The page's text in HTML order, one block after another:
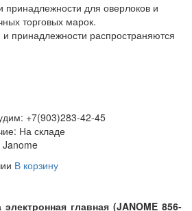
для оверлоков и
торговых марок.
принадлежности распространяются
+7(903)283-42-45
На складе
Janome
В корзину
главная (JANOME 856-